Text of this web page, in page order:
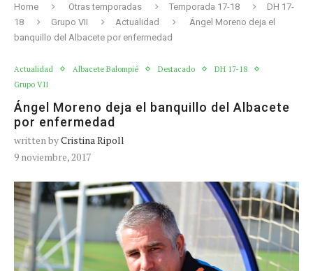
Home Otras temporadas Temporada 17-18
DH 17-
18
Grupo VII Actualidad
Ángel Moreno deja el
banquillo del Albacete por enfermedad
Actualidad Albacete Balompié Destacado
DH 17-18
Grupo VII
Ángel Moreno deja el banquillo del Albacete
por enfermedad
written byCristina Ripoll
9 noviembre, 2017